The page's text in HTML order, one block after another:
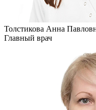
Толстикова Анна
Главный врач